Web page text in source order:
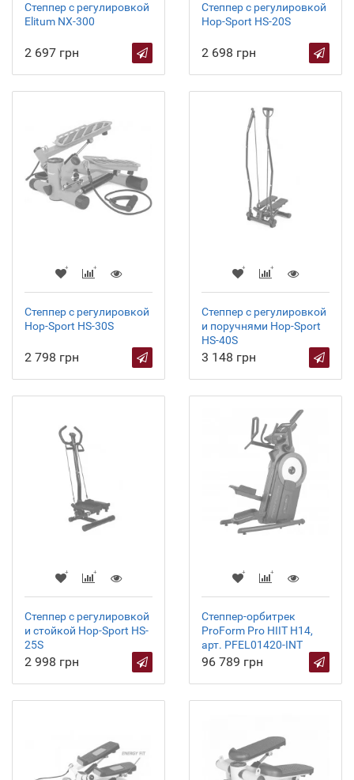
Степпер с регулировкой
Elitum NX-300
2 697 грн
Степпер с регулировкой
Hop-Sport HS-20S
2 698 грн
Степпер с регулировкой
Hop-Sport HS-30S
2 798 грн
Степпер с регулировкой
и поручнями Hop-Sport
HS-40S
3 148 грн
Степпер с регулировкой
и стойкой Hop-Sport HS-
25S
2 998 грн
Степпер-орбитрек
ProForm Pro HIIT H14,
арт. PFEL01420-INT
96 789 грн